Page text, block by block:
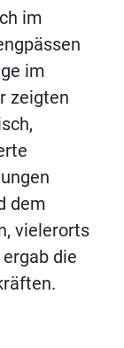
im
im
zeigten
dem
vielerorts
die